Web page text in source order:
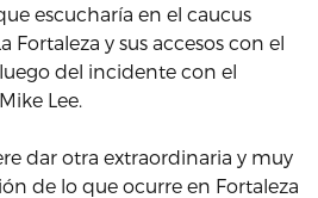
escucharía en el caucus
Fortaleza y sus accesos con el
del incidente con el
Lee.
dar otra extraordinaria y muy
de lo que ocurre en Fortaleza